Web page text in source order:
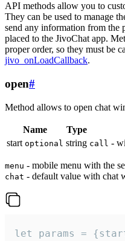
API methods allow you to
They can be used to manage
send any information from the
placed to the JivoChat app.
proper order, so they must be
jivo_onLoadCallback.
open#
Method allows to open chat
Name Type
start optional string call -
menu - mobile menu with the
chat - default value with chat
let params =